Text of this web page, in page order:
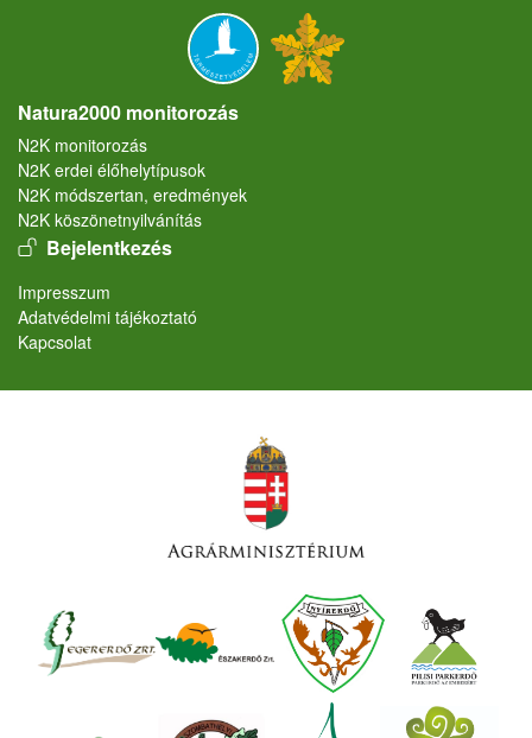
Natura2000 monitorozás
N2K monitorozás
N2K erdei élőhelytípusok
N2K módszertan, eredmények
N2K köszönetnyilvánítás
User account menu
Bejelentkezés
Lábléc
Impresszum
Adatvédelmi tájékoztató
Kapcsolat